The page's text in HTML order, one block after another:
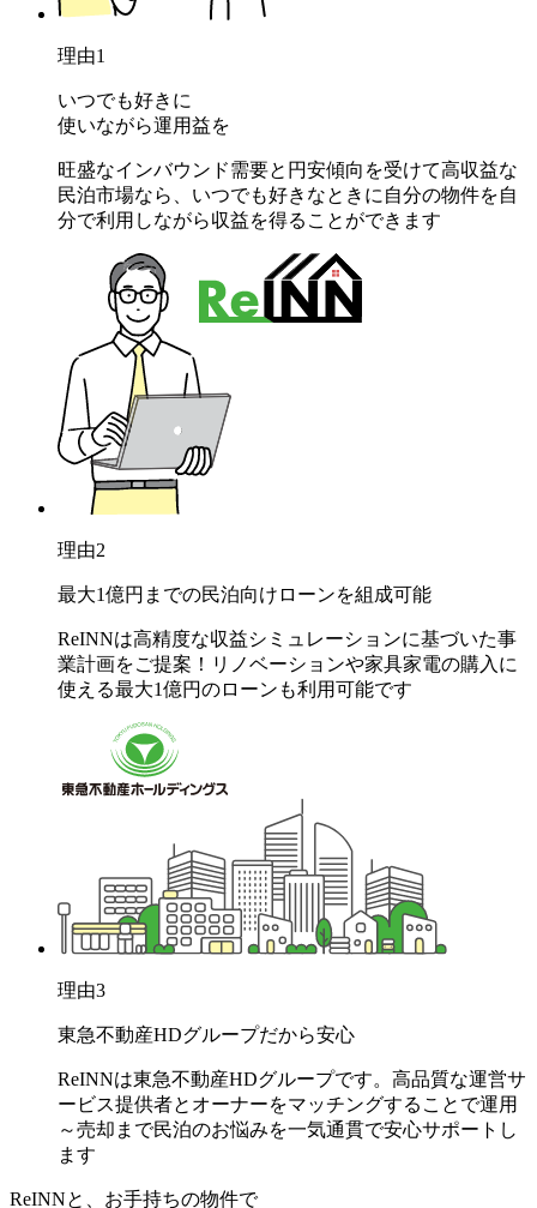
理由1
いつでも好きに
使いながら運用益を
旺盛なインバウンド需要と円安傾向を受けて高収益な
民泊市場なら、いつでも好きなときに自分の物件を自
分で利用しながら収益を得ることができます
理由2
最大1億円までの民泊向けローンを組成可能
ReINNは高精度な収益シミュレーションに基づいた事
業計画をご提案！リノベーションや家具家電の購入に
使える最大1億円のローンも利用可能です
理由3
東急不動産HDグループだから安心
ReINNは東急不動産HDグループです。高品質な運営サ
ービス提供者とオーナーをマッチングすることで運用
～売却まで民泊のお悩みを一気通貫で安心サポートし
ます
ReINNと、お手持ちの物件で